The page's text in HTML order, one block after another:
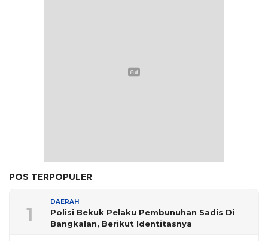
POS TERPOPULER
1
DAERAH
Polisi Bekuk Pelaku Pembunuhan Sadis Di
Bangkalan, Berikut Identitasnya